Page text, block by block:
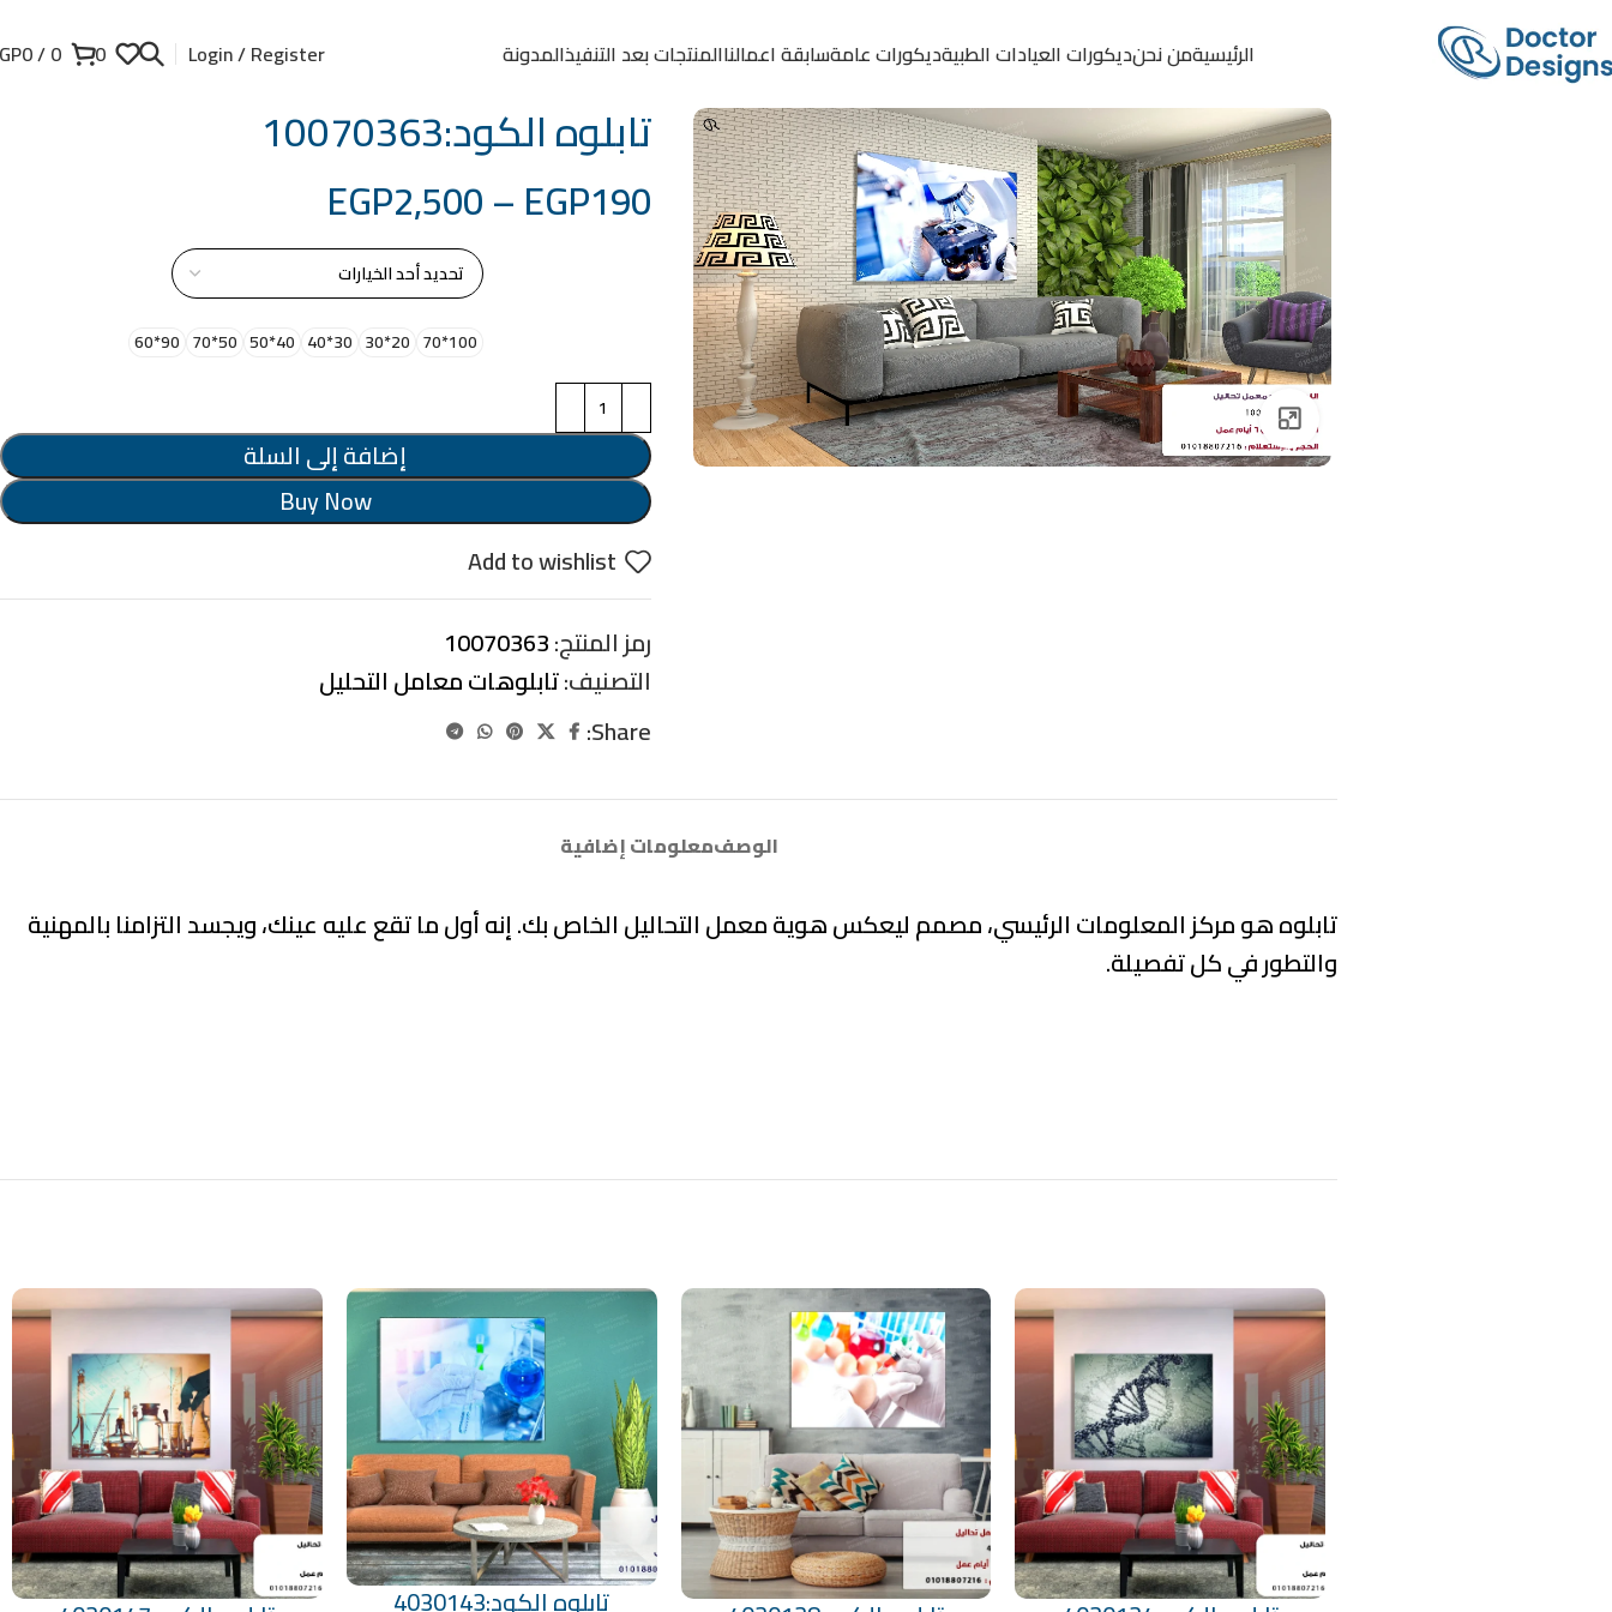
الرئيسيةمن نحنديكورات العيادات الطبيةديكورات عامةسابقة اعمالناالمنتجات بعد التنفيذالمدونة Login / Register
0
0
/
0
Click to enlarge
تابلوه الكود:10070363
EGP190
–
EGP2,500
100*70
20*30
30*40
40*50
50*70
90*60
إضافة إلى السلة
Buy Now
Add to wishlist
رمز المنتج:10070363
التصنيف:تابلوهات معامل التحليل
Share:
الوصفمعلومات إضافية
تابلوه هو مركز المعلومات الرئيسي، مصمم ليعكس هوية معمل التحاليل الخاص بك. إنه أول ما تقع عليه عينك، ويجسد التزامنا بالمهنية
والتطور في كل تفصيلة.
تحديد أحد الخيارات
تابلوه الكود:4030143